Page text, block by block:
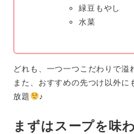
緑豆もやし
水菜
どれも、一つ一つこだわりで溢
また、おすすめの先つけ以外
放題
♪
まずはスープを味